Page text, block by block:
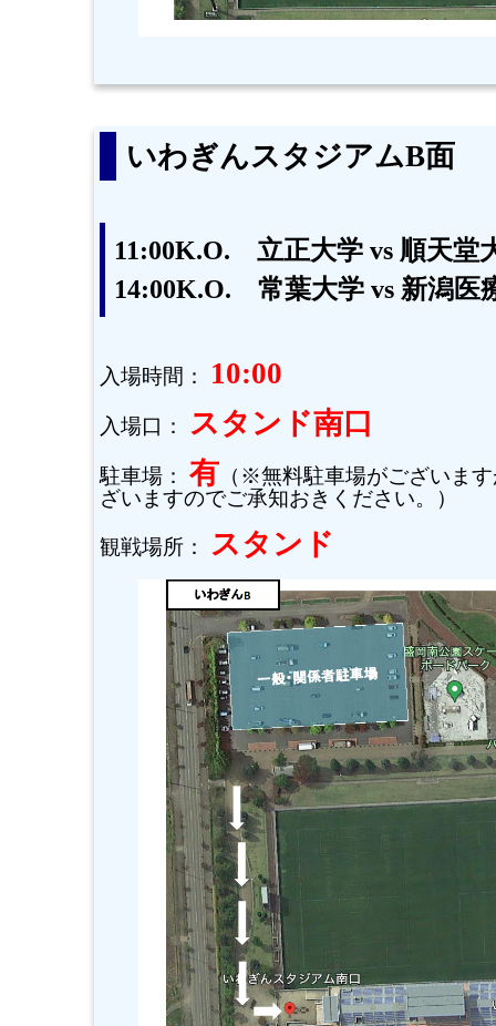
いわぎんスタジアムB面
11:00K.O. 立正大学 vs 順天堂
14:00K.O. 常葉大学 vs 新潟医
入場時間： 10:00
入場口： スタンド南口
駐車場： 有 （※無料駐車場がございま
ざいますのでご承知おきください。）
観戦場所： スタンド